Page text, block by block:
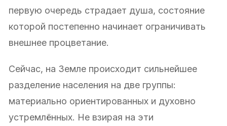
первую очередь страдает душа, состояние
которой постепенно начинает ограничивать
внешнее процветание.
Сейчас, на Земле происходит сильнейшее
разделение населения на две группы:
материально ориентированных и духовно
устремлённых. Не взирая на эти